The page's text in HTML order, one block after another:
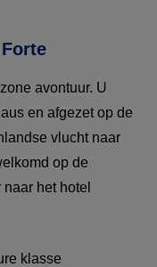
avontuur. U
en afgezet op de
vlucht naar
op de
het hotel
klasse